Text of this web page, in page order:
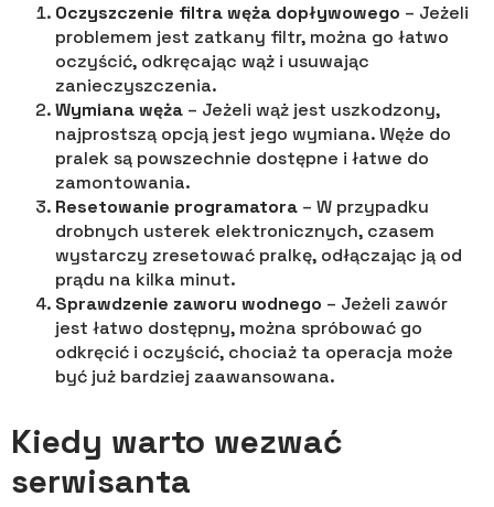
Oczyszczenie filtra węża dopływowego – Jeżeli
problemem jest zatkany filtr, można go łatwo
oczyścić, odkręcając wąż i usuwając
zanieczyszczenia.
Wymiana węża – Jeżeli wąż jest uszkodzony,
najprostszą opcją jest jego wymiana. Węże do
pralek są powszechnie dostępne i łatwe do
zamontowania.
Resetowanie programatora – W przypadku
drobnych usterek elektronicznych, czasem
wystarczy zresetować pralkę, odłączając ją od
prądu na kilka minut.
Sprawdzenie zaworu wodnego – Jeżeli zawór
jest łatwo dostępny, można spróbować go
odkręcić i oczyścić, chociaż ta operacja może
być już bardziej zaawansowana.
Kiedy warto wezwać
serwisanta